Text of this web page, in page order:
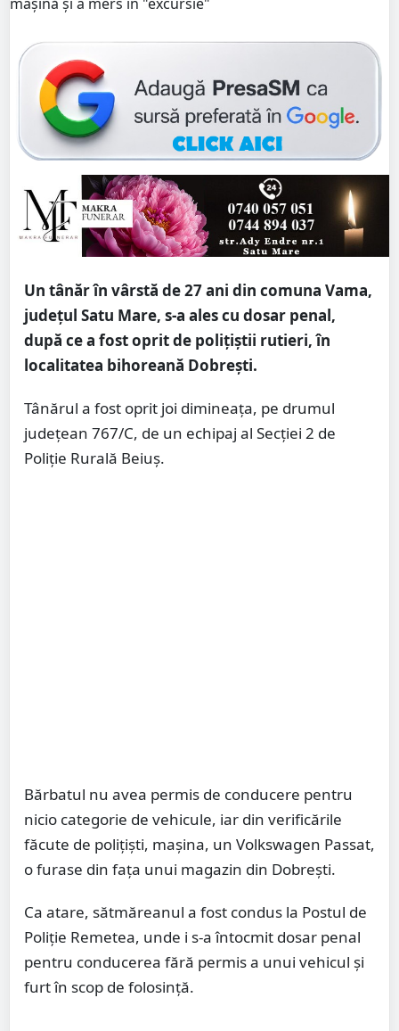
Un tânăr în vârstă de 27 ani din comuna Vama,
judeţul Satu Mare, s-a ales cu dosar penal,
după ce a fost oprit de poliţiştii rutieri, în
localitatea bihoreană Dobrești.
Tânărul a fost oprit joi dimineaţa, pe drumul
judeţean 767/C, de un echipaj al Secţiei 2 de
Poliţie Rurală Beiuş.
Bărbatul nu avea permis de conducere pentru
nicio categorie de vehicule, iar din verificările
făcute de poliţişti, maşina, un Volkswagen Passat,
o furase din faţa unui magazin din Dobreşti.
Ca atare, sătmăreanul a fost condus la Postul de
Poliţie Remetea, unde i s-a întocmit dosar penal
pentru conducerea fără permis a unui vehicul şi
furt în scop de folosinţă.